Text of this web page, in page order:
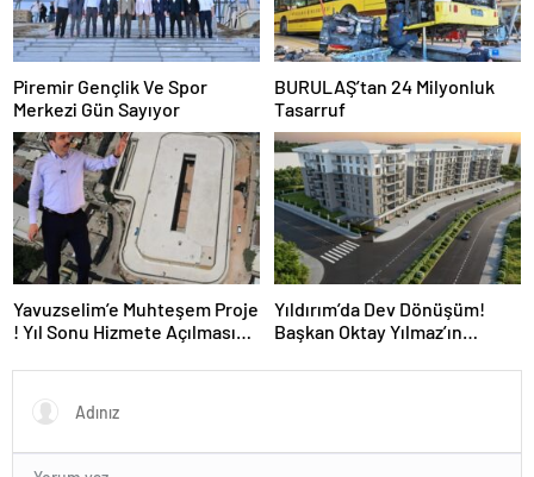
Piremir Gençlik Ve Spor
Merkezi Gün Sayıyor
BURULAŞ’tan 24 Milyonluk
Tasarruf
Yavuzselim’e Muhteşem Proje
! Yıl Sonu Hizmete Açılması
Yıldırım’da Dev Dönüşüm!
Başkan Oktay Yılmaz’ın
Hızına Yetişilemiyor!